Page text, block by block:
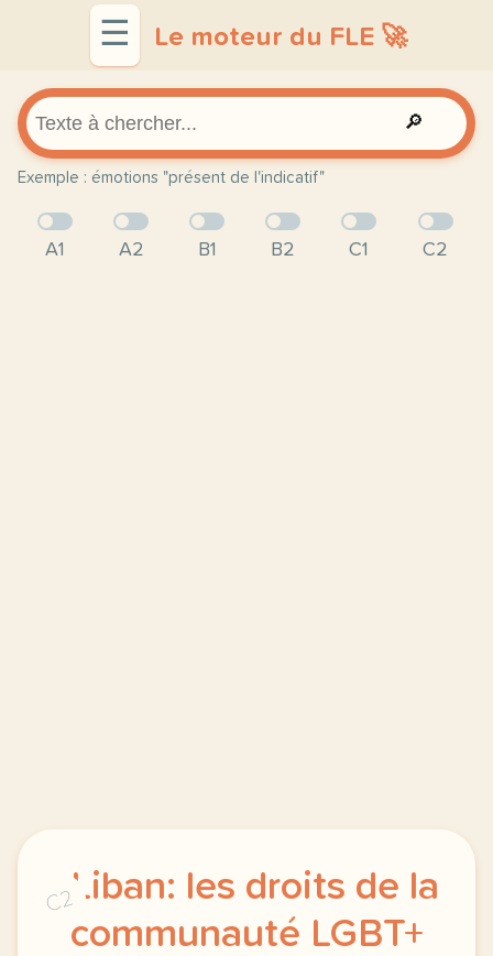
☰ Le moteur du FLE 🚀
🔎
Exemple : émotions "présent de l'indicatif"
A1 A2 B1 B2 C1 C2
C2Liban: les droits de la
communauté LGBT+